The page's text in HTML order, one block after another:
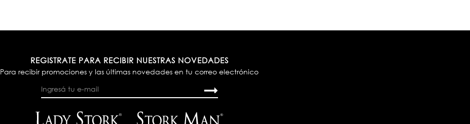
REGISTRATE PARA RECIBIR NUESTRAS NOVEDADES
Para recibir promociones y las últimas novedades en tu correo electrónico